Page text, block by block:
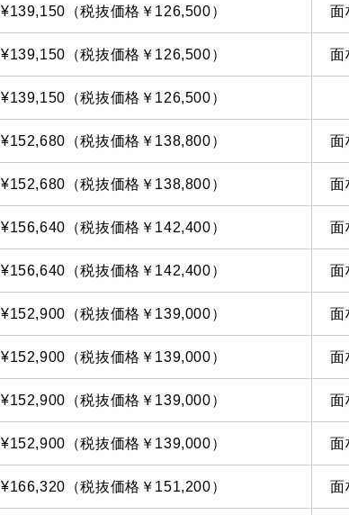
¥139,150（税抜価格￥126,500） 面
¥139,150（税抜価格￥126,500） 面
¥139,150（税抜価格￥126,500）
¥152,680（税抜価格￥138,800） 面
¥152,680（税抜価格￥138,800） 面
¥156,640（税抜価格￥142,400） 面
¥156,640（税抜価格￥142,400） 面
¥152,900（税抜価格￥139,000） 面
¥152,900（税抜価格￥139,000） 面
¥152,900（税抜価格￥139,000） 面
¥152,900（税抜価格￥139,000） 面
¥166,320（税抜価格￥151,200） 面